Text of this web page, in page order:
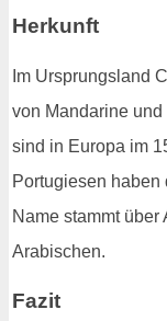
Herkunft
Im Ursprungsland
von Mandarine
sind in Europa im
Portugiesen haben
Name stammt
Arabischen.
Fazit